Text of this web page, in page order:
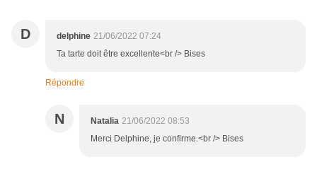
D delphine 21/06/2022 07:24
Ta tarte doit être excellente<br /> Bises
Répondre
N Natalia 21/06/2022 08:53
Merci Delphine, je confirme.<br /> Bises